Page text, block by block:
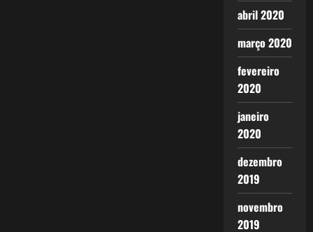
abril 2020
março 2020
fevereiro
2020
janeiro
2020
dezembro
2019
novembro
2019